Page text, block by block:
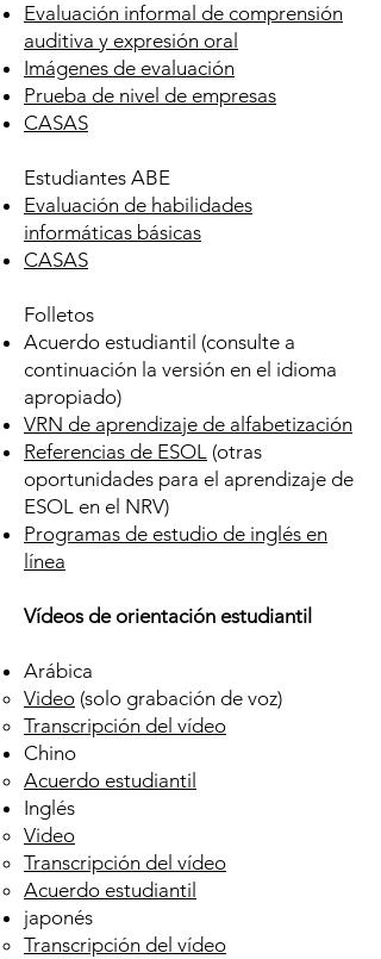
Evaluación informal de comprensión
auditiva y expresión oral
Imágenes de evaluación
Prueba de nivel de empresas
CASAS
Estudiantes ABE
Evaluación de habilidades
informáticas básicas
CASAS
Folletos
Acuerdo estudiantil (consulte a
continuación la versión en el idioma
apropiado)
VRN de aprendizaje de alfabetización
Referencias de ESOL (otras
oportunidades para el aprendizaje de
ESOL en el NRV)
Programas de estudio de inglés en
línea
Vídeos de orientación estudiantil
Arábica
Video (solo grabación de voz)​
Transcripción del vídeo
Chino
Acuerdo estudiantil
Inglés
Video
Transcripción del vídeo
Acuerdo estudiantil
japonés
Transcripción del vídeo